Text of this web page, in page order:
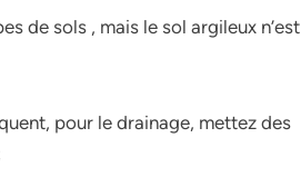
de sols , mais le sol argileux n’est
pour le drainage, mettez des